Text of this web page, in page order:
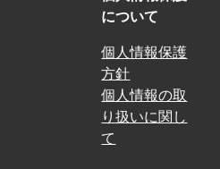
について
個人情報保護
方針
個人情報の取
り扱いに関し
て